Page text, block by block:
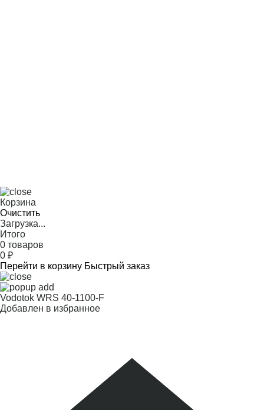
Корзина
Очистить
Загрузка...
Итого
0 товаров
0 ₽
Перейти в корзину Быстрый заказ
Vodotok WRS 40-1100-F
Добавлен в избранное